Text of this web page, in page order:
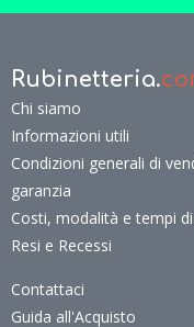
Rubinetteria.
Chi siamo
Informazioni utili
Condizioni generali di
garanzia
Costi, modalità e tempi
Resi e Recessi
Contattaci
Guida all'Acquisto